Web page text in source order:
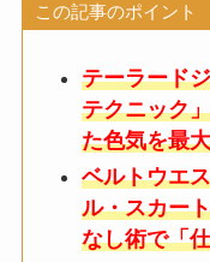
この記事のポイント
テーラード
テクニック
た色気を最
ベルトウエ
ル・スカー
なし術で「